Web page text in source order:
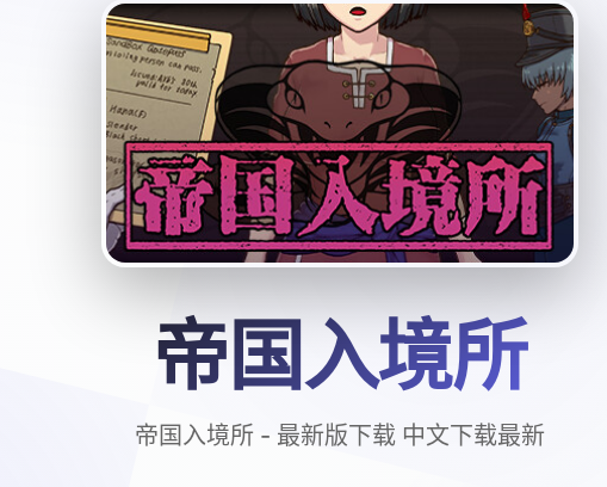
帝国入境所
帝国入境所 - 最新版下载 中文下载最新